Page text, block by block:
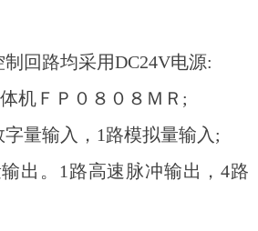
回路均采用DC24V电源:
机ＦＰ０８０８ＭＲ;
字量输入，1路模拟量输入;
出。1路高速脉冲输出，4路